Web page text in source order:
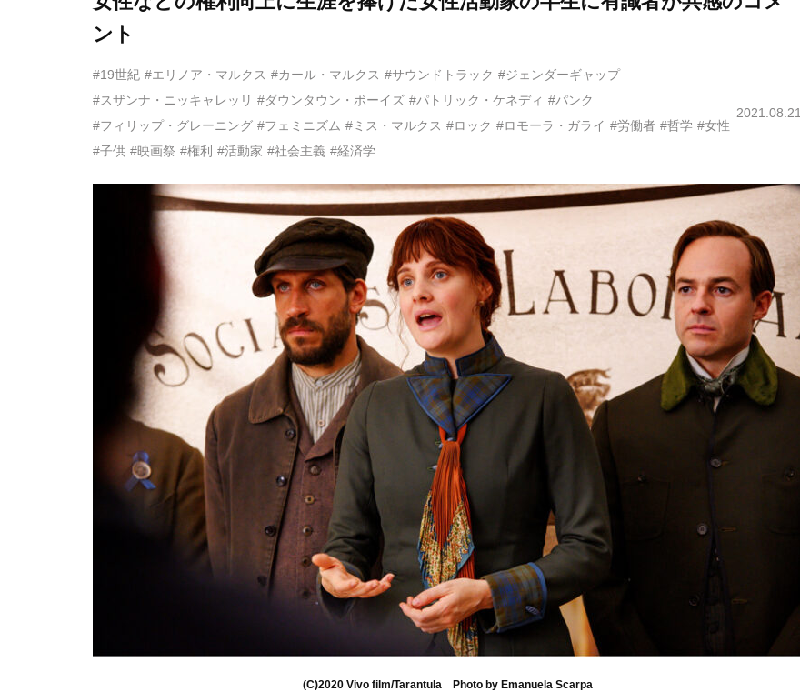
ント
#19世紀 #エリノア・マルクス #カール・マルクス #サウンドトラック #ジェンダーギャップ
#スザンナ・ニッキャレッリ #ダウンタウン・ボーイズ #パトリック・ケネディ #パンク
#フィリップ・グレーニング #フェミニズム #ミス・マルクス #ロック #ロモーラ・ガライ #労働者 #哲学 #女性
#子供 #映画祭 #権利 #活動家 #社会主義 #経済学
2021.08.21
(C)2020 Vivo film/Tarantula Photo by Emanuela Scarpa